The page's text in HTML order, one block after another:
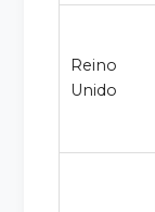
Reino
Unido